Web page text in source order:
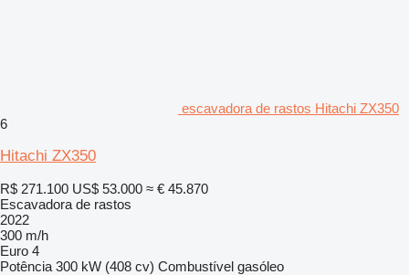
escavadora de rastos Hitachi ZX350
6
Hitachi ZX350
R$ 271.100 US$ 53.000 ≈ € 45.870
Escavadora de rastos
2022
300 m/h
Euro 4
Potência 300 kW (408 cv) Combustível gasóleo